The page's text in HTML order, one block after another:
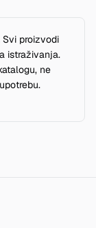
Svi proizvodi
istraživanja.
ne